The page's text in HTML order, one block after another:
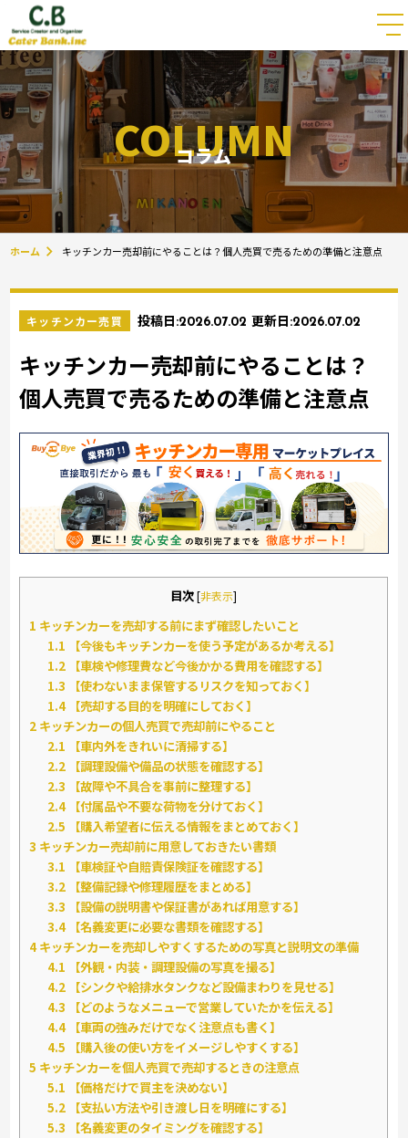
COLUMN
コラム
ホーム キッチンカー売却前にやることは？個人売買で売るための準備と注意点
キッチンカー売買 投稿日:2026.07.02 更新日:2026.07.02
キッチンカー売却前にやることは？
個人売買で売るための準備と注意点
目次[非表示]
1 キッチンカーを売却する前にまず確認したいこと
1.1 【今後もキッチンカーを使う予定があるか考える】
1.2 【車検や修理費など今後かかる費用を確認する】
1.3 【使わないまま保管するリスクを知っておく】
1.4【売却する目的を明確にしておく】
2 キッチンカーの個人売買で売却前にやること
2.1 【車内外をきれいに清掃する】
2.2 【調理設備や備品の状態を確認する】
2.3 【故障や不具合を事前に整理する】
2.4【付属品や不要な荷物を分けておく】
2.5 【購入希望者に伝える情報をまとめておく】
3 キッチンカー売却前に用意しておきたい書類
3.1 【車検証や自賠責保険証を確認する】
3.2 【整備記録や修理履歴をまとめる】
3.3 【設備の説明書や保証書があれば用意する】
3.4【名義変更に必要な書類を確認する】
4キッチンカーを売却しやすくするための写真と説明文の準備
4.1 【外観・内装・調理設備の写真を撮る】
4.2 【シンクや給排水タンクなど設備まわりを見せる】
4.3 【どのようなメニューで営業していたかを伝える】
4.4【車両の強みだけでなく注意点も書く】
4.5 【購入後の使い方をイメージしやすくする】
5 キッチンカーを個人売買で売却するときの注意点
5.1 【価格だけで買主を決めない】
5.2 【支払い方法や引き渡し日を明確にする】
5.3 【名義変更のタイミングを確認する】